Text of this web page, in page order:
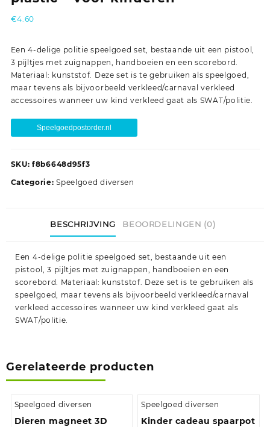
€4.60
Een 4-delige politie speelgoed set, bestaande uit een pistool,
3 pijltjes met zuignappen, handboeien en een scorebord.
Materiaal: kunststof. Deze set is te gebruiken als speelgoed,
maar tevens als bijvoorbeeld verkleed/carnaval verkleed
accessoires wanneer uw kind verkleed gaat als SWAT/politie.
Speelgoedpostorder.nl
SKU: f8b6648d95f3
Categorie:Speelgoed diversen
BESCHRIJVING BEOORDELINGEN (0)
Een 4-delige politie speelgoed set, bestaande uit een
pistool, 3 pijltjes met zuignappen, handboeien en een
scorebord. Materiaal: kunststof. Deze set is te gebruiken als
speelgoed, maar tevens als bijvoorbeeld verkleed/carnaval
verkleed accessoires wanneer uw kind verkleed gaat als
SWAT/politie.
Gerelateerde producten
Speelgoed diversen
Dieren magneet 3D
Speelgoed diversen
Kinder cadeau spaarpot